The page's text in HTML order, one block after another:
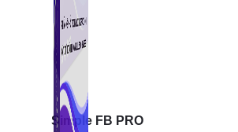
Simple FB PRO